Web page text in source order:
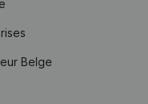
Belge